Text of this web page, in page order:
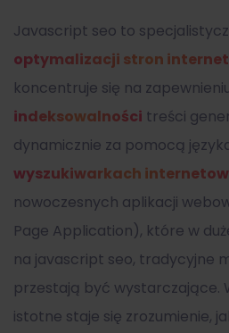
Javascript seo to
optymalizacji stron
koncentruje się na
indeksowalności treści
dynamicznie za pomocą
wyszukiwarkach
nowoczesnych aplikacji
Page Application), które w
na javascript seo, tradycyjne
przestają być wystarczające.
istotne staje się zrozumienie,